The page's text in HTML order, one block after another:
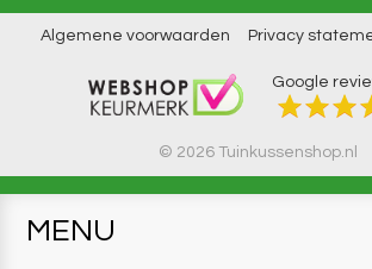
Algemene voorwaarden Privacy
Google
© 2026 Tuinkussenshop.nl
MENU